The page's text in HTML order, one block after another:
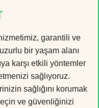
garantili ve
bir yaşam alanı
karşı etkili yöntemler
sağlıyoruz.
sağlığını korumak
ve güvenliğinizi